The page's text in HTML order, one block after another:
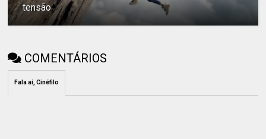
tensão
COMENTÁRIOS
Fala aí, Cinéfilo